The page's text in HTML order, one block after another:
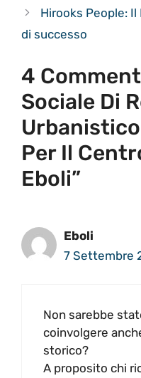
Hirooks People:
di successo
4
Sociale Di
Per Il
Eboli”
Eboli
7 Settembre
Non sarebbe
coinvolgere
storico?
A proposito chi